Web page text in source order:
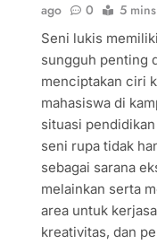
ago
0 5 mins
Seni lukis
sungguh penting
menciptakan ciri
mahasiswa di
situasi
seni rupa tidak
sebagai sarana
melainkan serta
area untuk
kreativitas, dan